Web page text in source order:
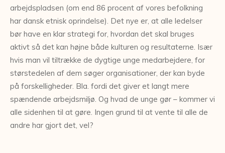
arbejdspladsen (om end 86 procent af vores befolkning
har dansk etnisk oprindelse). Det nye er, at alle ledelser
bør have en klar strategi for, hvordan det skal bruges
aktivt så det kan højne både kulturen og resultaterne. Især
hvis man vil tiltrække de dygtige unge medarbejdere, for
størstedelen af dem søger organisationer, der kan byde
på forskelligheder. Bla. fordi det giver et langt mere
spændende arbejdsmiljø. Og hvad de unge gør – kommer vi
alle sidenhen til at gøre. Ingen grund til at vente til alle de
andre har gjort det, vel?